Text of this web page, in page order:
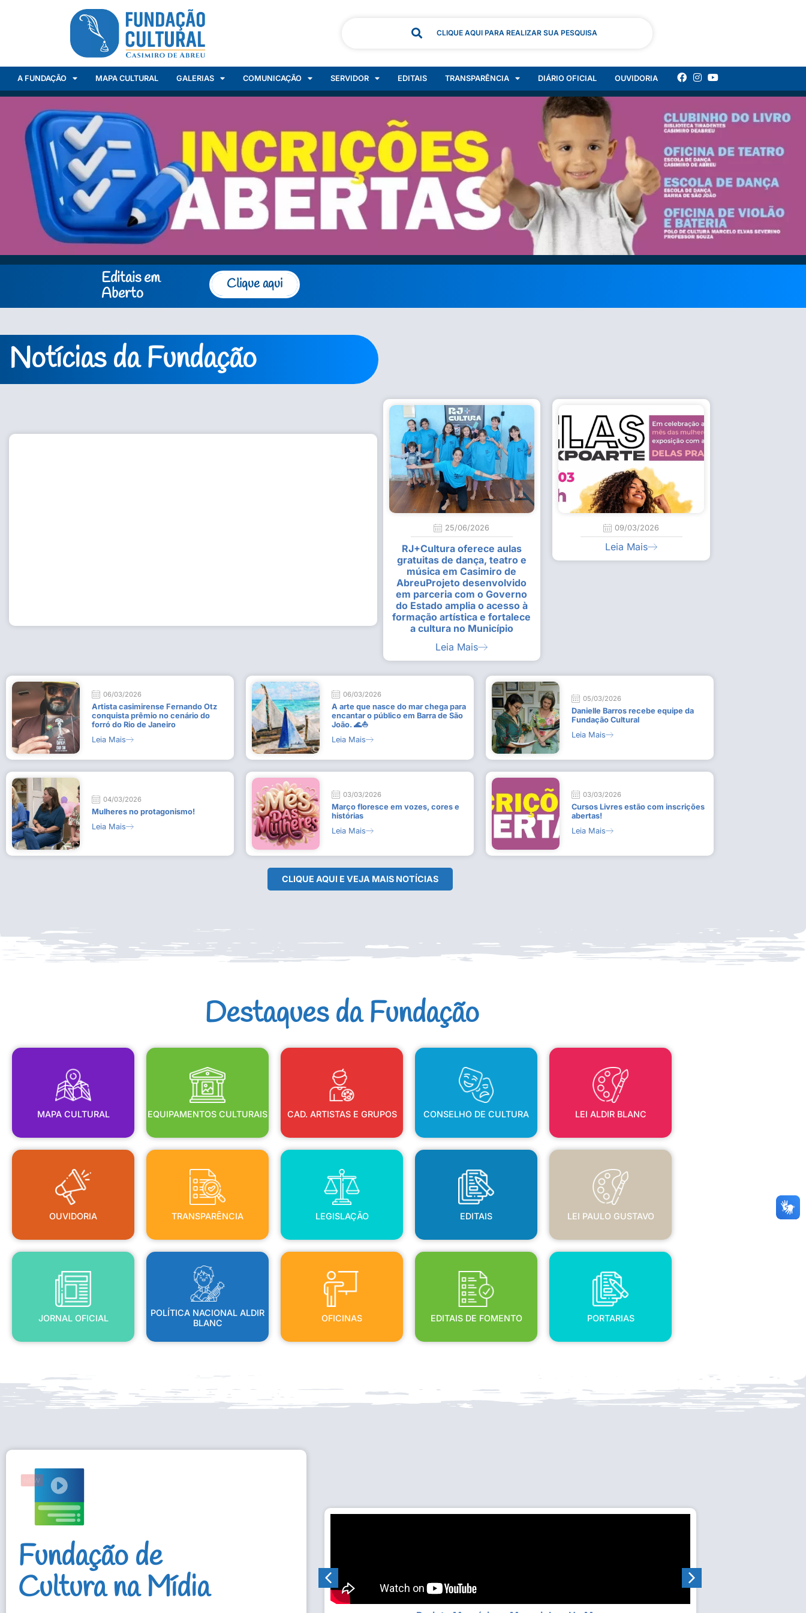
CLIQUE AQUI PARA REALIZAR SUA PESQUISA
A FUNDAÇÃO MAPA CULTURAL GALERIAS COMUNICAÇÃO SERVIDOR EDITAIS TRANSPARÊNCIA DIÁRIO OFICIAL OUVIDORIA
Editais em
Aberto
Clique aqui
Notícias da Fundação
Estudantes vivenciam experiência artística em visita guiada à exposição “Em
Busca do Divino”, em Rio Dourado
9 de julho de 2026
Leia Mais
25/06/2026
RJ+Cultura oferece aulas
gratuitas de dança, teatro e
música em Casimiro de
AbreuProjeto desenvolvido
em parceria com o Governo
do Estado amplia o acesso à
formação artística e fortalece
a cultura no Município
Leia Mais
09/03/2026
Leia Mais
06/03/2026
Artista casimirense Fernando Otz
conquista prêmio no cenário do
forró do Rio de Janeiro
Leia Mais
06/03/2026
A arte que nasce do mar chega para
encantar o público em Barra de São
João. 🌊⛵
Leia Mais
05/03/2026
Danielle Barros recebe equipe da
Fundação Cultural
Leia Mais
04/03/2026
Mulheres no protagonismo!
Leia Mais
03/03/2026
Março floresce em vozes, cores e
histórias
Leia Mais
03/03/2026
Cursos Livres estão com inscrições
abertas!
Leia Mais
CLIQUE AQUI E VEJA MAIS NOTÍCIAS
Destaques da Fundação
MAPA CULTURAL
MAPA CULTURAL
EQUIPAMENTOS CULTURAIS
EQUIPAMENTOS CULTURAIS
CAD. ARTISTAS E GRUPOS
CAD. ARTISTAS E GRUPOS
CONSELHO DE CULTURA
CONSELHO DE CULTURA
LEI ALDIR BLANC
LEI ALDIR BLANC
OUVIDORIA
OUVIDORIA
TRANSPARÊNCIA
TRANSPARÊNCIA
LEGISLAÇÃO
LEGISLAÇÃO
EDITAIS
EDITAIS
LEI PAULO GUSTAVO
LEI PAULO GUSTAVO
JORNAL OFICIAL
JORNAL OFICIAL
POLÍTICA NACIONAL ALDIR
BLANC
POLÍTICA NACIONAL ALDIR
BLANC
OFICINAS
OFICINAS
EDITAIS DE FOMENTO
EDITAIS DE FOMENTO
PORTARIAS
PORTARIAS
Fundação de
Cultura na Mídia